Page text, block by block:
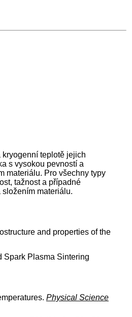
teplotě jejich
s vysokou pevností a
materiálu. Pro všechny typy
tažnost a případné
materiálu.
and properties of the
Spark Plasma Sintering
Physical Science